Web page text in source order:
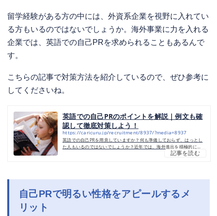
留学経験がある方の中には、外資系企業を視野に入れてい
る方もいるのではないでしょうか。海外事業に力を入れる
企業では、英語での自己PRを求められることもあるんで
す。
こちらの記事で対策方法を紹介しているので、ぜひ参考に
してくださいね。
英語での自己PRのポイントを解説｜例文も確
認して徹底対策しよう！
https://caricuru.jp/recruitment/8937/?media=8937
英語での自己PRを用意していますか？何も準備しておらず、はっとし
た人もいるのではないでしょうか？近年では、海外進出を積極的に行
う企業が多く、採用選考時に英語力の高さを求めることも増えてきま
での自己PRは徹底した対策が必要英語での自己PRは、徹底した対策が
な...
記事を読む
自己PRで明るい性格をアピールするメ
リット